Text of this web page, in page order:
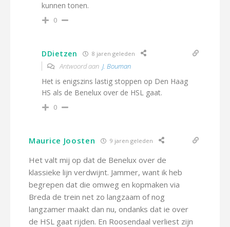
kunnen tonen.
0
DDietzen 8 jaren geleden
Antwoord aan J. Bouman
Het is enigszins lastig stoppen op Den Haag
HS als de Benelux over de HSL gaat.
0
Maurice Joosten 9 jaren geleden
Het valt mij op dat de Benelux over de
klassieke lijn verdwijnt. Jammer, want ik heb
begrepen dat die omweg en kopmaken via
Breda de trein net zo langzaam of nog
langzamer maakt dan nu, ondanks dat ie over
de HSL gaat rijden. En Roosendaal verliest zijn